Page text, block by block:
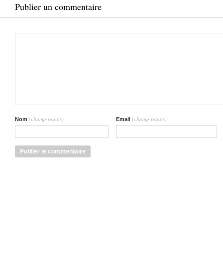
Publier un commentaire
Nom (champ requis) Email (champ requis)